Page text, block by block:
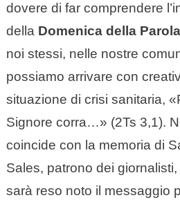
dovere di far comprendere
della Domenica della
noi stessi, nelle nostre
possiamo arrivare con
situazione di crisi sanitaria,
Signore corra…» (2Ts 3,1).
coincide con la memoria di
Sales, patrono dei
sarà reso noto il messaggio